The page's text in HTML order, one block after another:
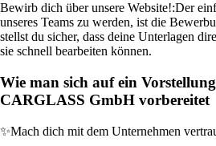
Bewirb dich über unsere Website!:Der
unseres Teams zu werden, ist die
stellst du sicher, dass deine Unterlagen
sie schnell bearbeiten können.
Wie man sich auf ein
CARGLASS GmbH vorbereitet
✨Mach dich mit dem Unternehmen